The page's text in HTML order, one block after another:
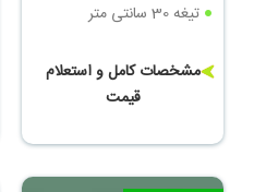
تیغه 30 سانتی متر
مشخصات کامل و استعلام
قیمت